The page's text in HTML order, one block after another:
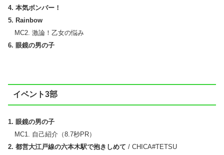
4. 本気ボンバー！
5. Rainbow
MC2. 激論！乙女の悩み
6. 眼鏡の男の子
イベント3部
1. 眼鏡の男の子
MC1. 自己紹介（8.7秒PR）
2. 都営大江戸線の六本木駅で抱きしめて / CHICA#TETSU